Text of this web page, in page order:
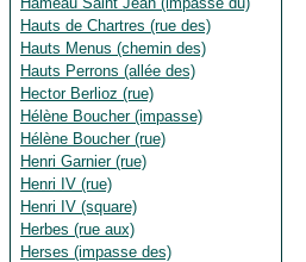
Hauts de Chartres (rue des)
Hauts Menus (chemin des)
Hauts Perrons (allée des)
Hector Berlioz (rue)
Hélène Boucher (impasse)
Hélène Boucher (rue)
Henri Garnier (rue)
Henri IV (rue)
Henri IV (square)
Herbes (rue aux)
Herses (impasse des)